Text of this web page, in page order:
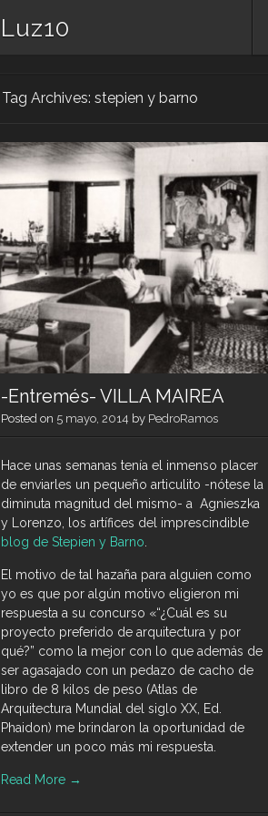
Luz10
Tag Archives: stepien y barno
-Entremés- VILLA MAIREA
Posted on 5 mayo, 2014 by PedroRamos
Hace unas semanas tenía el inmenso placer
de enviarles un pequeño articulito -nótese la
diminuta magnitud del mismo- a Agnieszka
y Lorenzo, los artífices del imprescindible
blog de Stepien y Barno
El motivo de tal hazaña para alguien como
yo es que por algún motivo eligieron mi
respuesta a su concurso «“¿Cuál es su
proyecto preferido de arquitectura y por
qué?” como la mejor con lo que además de
ser agasajado con un pedazo de cacho de
libro de 8 kilos de peso (Atlas de
Arquitectura Mundial del siglo XX, Ed.
Phaidon) me brindaron la oportunidad de
extender un poco más mi respuesta.
Read More →